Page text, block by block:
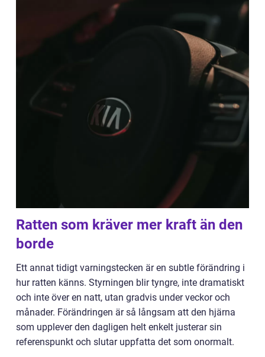
Ratten som kräver mer kraft än den
borde
Ett annat tidigt varningstecken är en subtle förändring i
hur ratten känns. Styrningen blir tyngre, inte dramatiskt
och inte över en natt, utan gradvis under veckor och
månader. Förändringen är så långsam att den hjärna
som upplever den dagligen helt enkelt justerar sin
referenspunkt och slutar uppfatta det som onormalt.